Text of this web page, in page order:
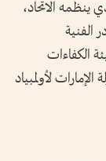
ينظمه الاتحاد،
الفنية
الكفاءات
لأولمبياد